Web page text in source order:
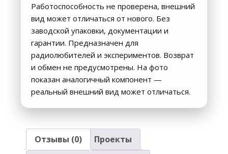
Работоспособность не проверена, внешний
вид может отличаться от нового. Без
заводской упаковки, документации и
гарантии. Предназначен для
радиолюбителей и экспериментов. Возврат
и обмен не предусмотрены. На фото
показан аналогичный компонент —
реальный внешний вид может отличаться.
Отзывы (0)
Проекты